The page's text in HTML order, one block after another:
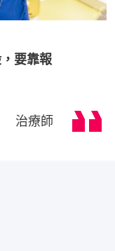
要靠報
治療師